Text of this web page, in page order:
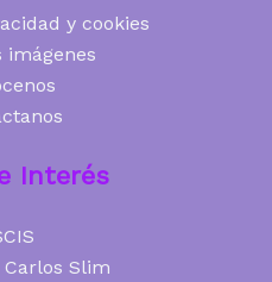
y cookies
imágenes
Interés
Slim